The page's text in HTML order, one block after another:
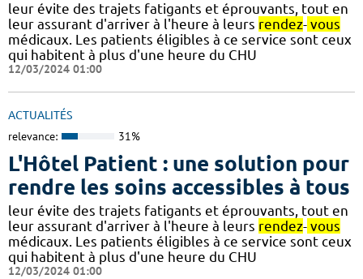
leur évite des trajets fatigants et éprouvants, tout en
leur assurant d'arriver à l'heure à leurs rendez- vous
médicaux. Les patients éligibles à ce service sont ceux
qui habitent à plus d'une heure du CHU
12/03/2024 01:00
ACTUALITÉS
relevance: 31%
L'Hôtel Patient : une solution pour
rendre les soins accessibles à tous
leur évite des trajets fatigants et éprouvants, tout en
leur assurant d'arriver à l'heure à leurs rendez- vous
médicaux. Les patients éligibles à ce service sont ceux
qui habitent à plus d'une heure du CHU
12/03/2024 01:00